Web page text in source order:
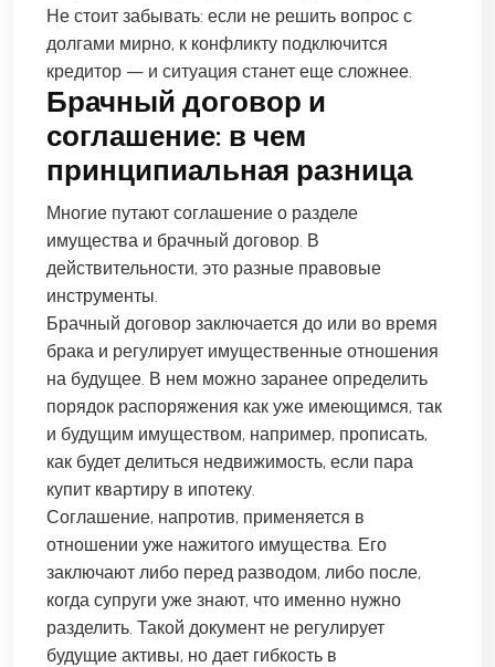
Не стоит забывать: если не решить вопрос с
долгами мирно, к конфликту подключится
кредитор — и ситуация станет еще сложнее.
Брачный договор и
соглашение: в чем
принципиальная разница
Многие путают соглашение о разделе
имущества и брачный договор. В
действительности, это разные правовые
инструменты.
Брачный договор заключается до или во время
брака и регулирует имущественные отношения
на будущее. В нем можно заранее определить
порядок распоряжения как уже имеющимся, так
и будущим имуществом, например, прописать,
как будет делиться недвижимость, если пара
купит квартиру в ипотеку.
Соглашение, напротив, применяется в
отношении уже нажитого имущества. Его
заключают либо перед разводом, либо после,
когда супруги уже знают, что именно нужно
разделить. Такой документ не регулирует
будущие активы, но дает гибкость в